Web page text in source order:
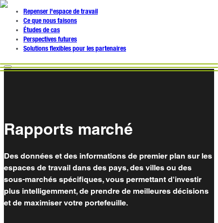
Repenser l'espace de travail
Ce que nous faisons
Études de cas
Perspectives futures
Solutions flexibles pour les partenaires
Rapports marché
Des données et des informations de premier plan sur les
espaces de travail dans des pays, des villes ou des
sous-marchés spécifiques, vous permettant d'investir
plus intelligemment, de prendre de meilleures décisions
et de maximiser votre portefeuille.